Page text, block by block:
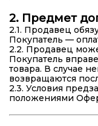
2. Предмет
2.1. Продавец
Покупатель —
2.2. Продавец
Покупатель
товара. В случае
возвращаются
2.3. Условия
положениями